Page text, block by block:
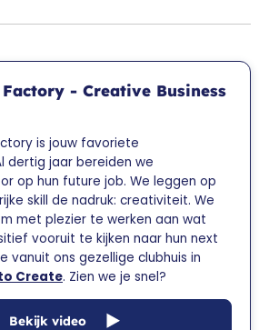
Factory - Creative Business
is jouw favoriete
dertig jaar bereiden we
op hun future job. We leggen op
skill de nadruk: creativiteit. We
met plezier te werken aan wat
vooruit te kijken naar hun next
vanuit ons gezellige clubhuis in
Create. Zien we je snel?
Bekijk video